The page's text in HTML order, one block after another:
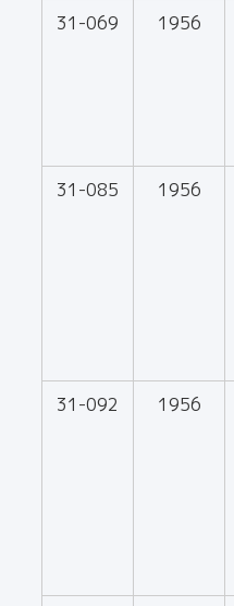
31-069 1956
31-085 1956
31-092 1956